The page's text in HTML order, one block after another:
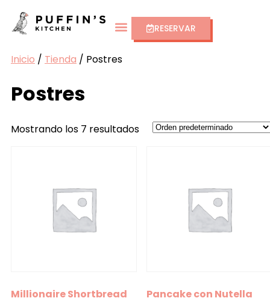
RESERVAR
Inicio / Tienda / Postres
Postres
Mostrando los 7 resultados
Millionaire Shortbread Pancake con Nutella